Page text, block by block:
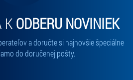
K ODBERU NOVINIEK
a doručte si najnovšie špeciálne
do doručenej pošty.